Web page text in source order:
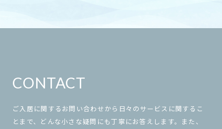
CONTACT
ご入居に関するお問い合わせから日々のサービスに関するこ
とまで、どんな小さな疑問にも丁寧にお答えします。また、